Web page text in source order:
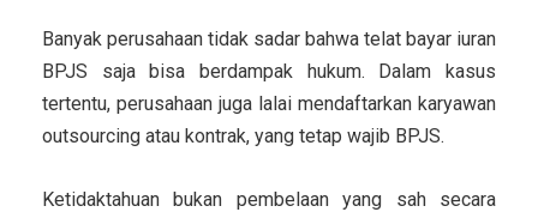
Banyak perusahaan tidak sadar bahwa telat bayar iuran
BPJS saja bisa berdampak hukum. Dalam kasus
tertentu, perusahaan juga lalai mendaftarkan karyawan
outsourcing atau kontrak, yang tetap wajib BPJS.
Ketidaktahuan bukan pembelaan yang sah secara